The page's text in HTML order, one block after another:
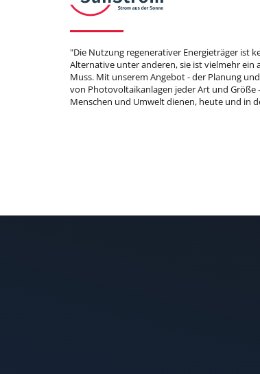
"Die Nutzung regenerativer Energieträger ist
Alternative unter anderen, sie ist vielmehr ein
Muss. Mit unserem Angebot - der Planung
von Photovoltaikanlagen jeder Art und Größe
Menschen und Umwelt dienen, heute und in